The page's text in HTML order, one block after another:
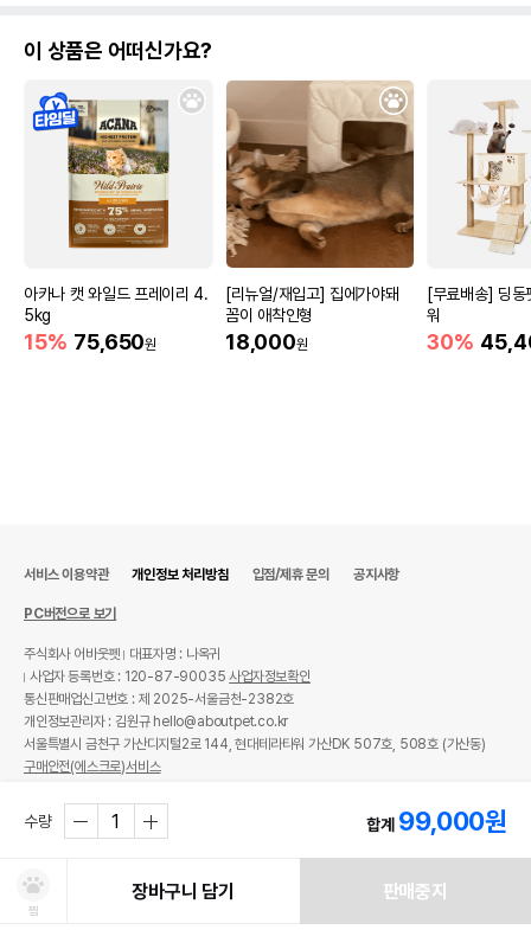
이 상품은 어떠신가요?
아카나 캣 와일드 프레이리 4.
5kg
15% 75,650원
[리뉴얼/재입고] 집에가야돼
꼼이 애착인형
18,000원
[무료배송] 딩동
워
30%
수량 합계 99,000원
찜
장바구니 담기 판매중지
서비스 이용약관 개인정보 처리방침 입점/제휴 문의 공지사항
PC버전으로 보기
주식회사 어바웃펫
대표자명 : 나옥귀
사업자 등록번호 : 120-87-90035사업자정보확인
통신판매업신고번호 : 제 2025-서울금천-2382호
개인정보관리자 : 김원규 hello@aboutpet.co.kr
서울특별시 금천구 가산디지털2로 144, 현대테라타워 가산DK 507호, 508호 (가산동)
구매안전(에스크로)서비스